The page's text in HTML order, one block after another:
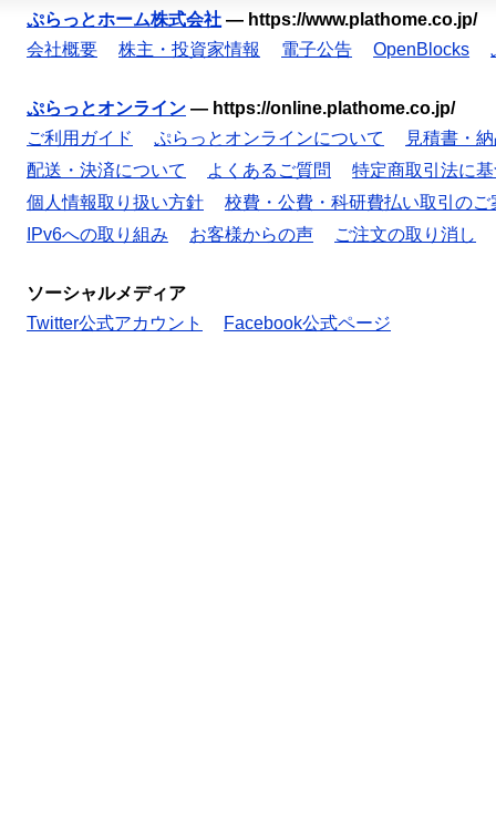
ぷらっとホーム株式会社 — https://www.plathome.co.jp/
会社概要
株主・投資家情報 電子公告 OpenBlocks
ぷらっとオンライン — https://online.plathome.co.jp/
ご利用ガイド
ぷらっとオンラインについて
見積書・
配送・決済について
よくあるご質問
特定商取引法に
個人情報取り扱い方針
校費・公費・科研費払い取引のご
IPv6への取り組み
お客様からの声 ご注文の取り消し
ソーシャルメディア
Twitter公式アカウント
Facebook公式ページ